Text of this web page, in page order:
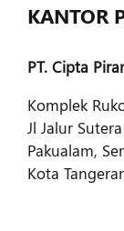
KANTOR
PT. Cipta
Komplek
Jl Jalur
Pakualam,
Kota